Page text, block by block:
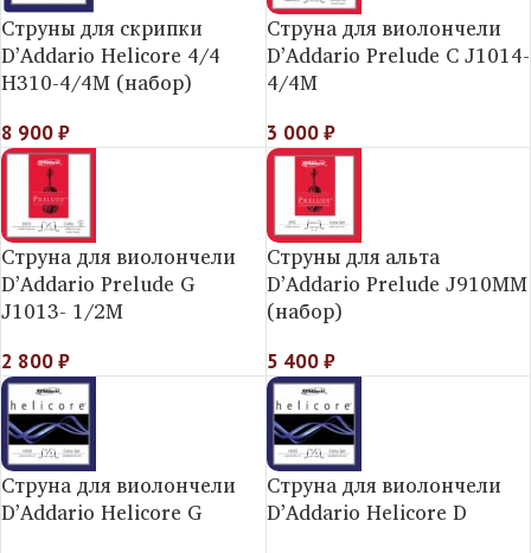
Струны для скрипки
D’Addario Helicorе 4/4
H310-4/4M (набор)
8 900₽
Струна для виолончели
D’Addario Prelude C J1014-
4/4M
3 000₽
Струна для виолончели
D’Addario Prelude G
J1013- 1/2M
2 800₽
Струны для альта
D’Addario Prelude J910MM
(набор)
5 400₽
Струна для виолончели
D’Addario Helicore G
Струна для виолончели
D’Addario Helicore D